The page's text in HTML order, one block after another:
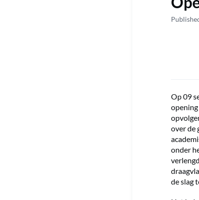
Op 09
over de
onder
de slag